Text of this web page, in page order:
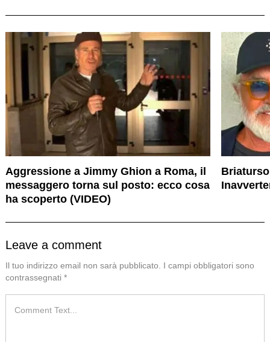
Aggressione a Jimmy Ghion a Roma, il
messaggero torna sul posto: ecco cosa
ha scoperto (VIDEO)
Leave a comment
Il tuo indirizzo email non sarà pubblicato. I campi obbligatori sono
contrassegnati *